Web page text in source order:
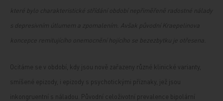
které bylo charakteristické střídání období nepřiměřeně radostné nálady
s depresivním útlumem a zpomalením. Avšak původní Kraepelinova
koncepce remitujícího onemocnění hojícího se bezezbytku je otřesena.
Ocitáme se v období, kdy jsou nově zařazeny různé klinické varianty,
smíšené epizody, i epizody s psychotickými příznaky, jež jsou
inkongruentní s náladou. Původní celoživotní prevalence bipolární